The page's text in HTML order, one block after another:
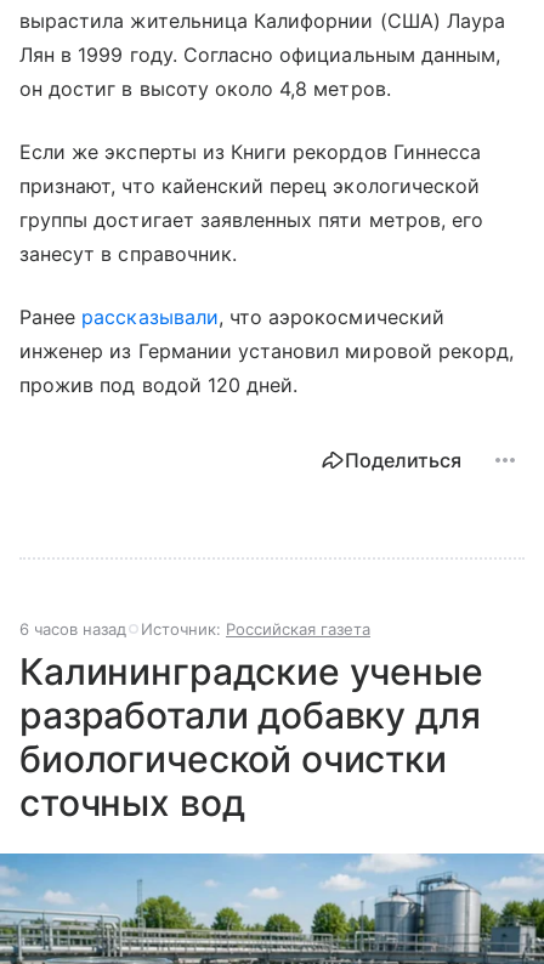
вырастила жительница Калифорнии (США) Лаура
Лян в 1999 году. Согласно официальным данным,
он достиг в высоту около 4,8 метров.
Если же эксперты из Книги рекордов Гиннесса
признают, что кайенский перец экологической
группы достигает заявленных пяти метров, его
занесут в справочник.
Ранее рассказывали, что аэрокосмический
инженер из Германии установил мировой рекорд,
прожив под водой 120 дней.
Поделиться
6 часов назад Источник: Российская газета
Калининградские ученые
разработали добавку для
биологической очистки
сточных вод